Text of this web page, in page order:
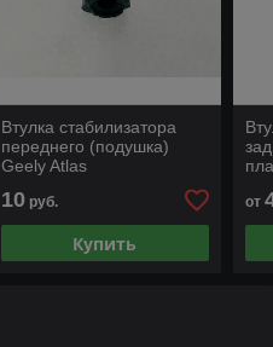
Втулка стабилизатора
переднего (подушка)
Geely Atlas
10руб.
Купить
3
от